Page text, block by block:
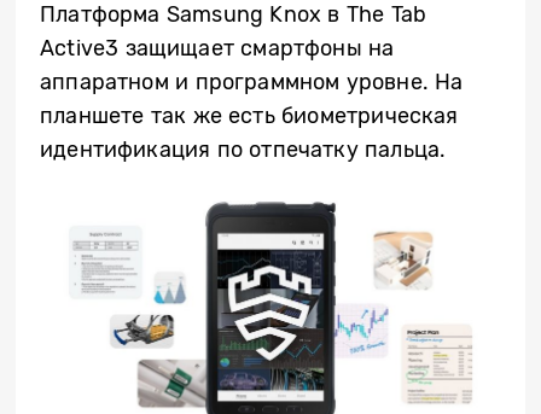
Платформа Samsung Knox в The Tab
Active3 защищает смартфоны на
аппаратном и программном уровне. На
планшете так же есть биометрическая
идентификация по отпечатку пальца.